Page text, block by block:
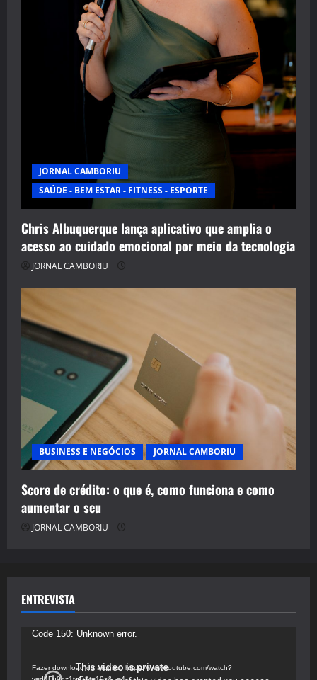
JORNAL CAMBORIU
SAÚDE - BEM ESTAR - FITNESS - ESPORTE
Chris Albuquerque lança aplicativo que amplia o
acesso ao cuidado emocional por meio da tecnologia
JORNAL CAMBORIU
BUSINESS E NEGÓCIOS JORNAL CAMBORIU
Score de crédito: o que é, como funciona e como
aumentar o seu
JORNAL CAMBORIU
ENTREVISTA
Tocador
vídeo
Code 150: Unknown error.
Fazer download do arquivo: https://www.youtube.com/watch?